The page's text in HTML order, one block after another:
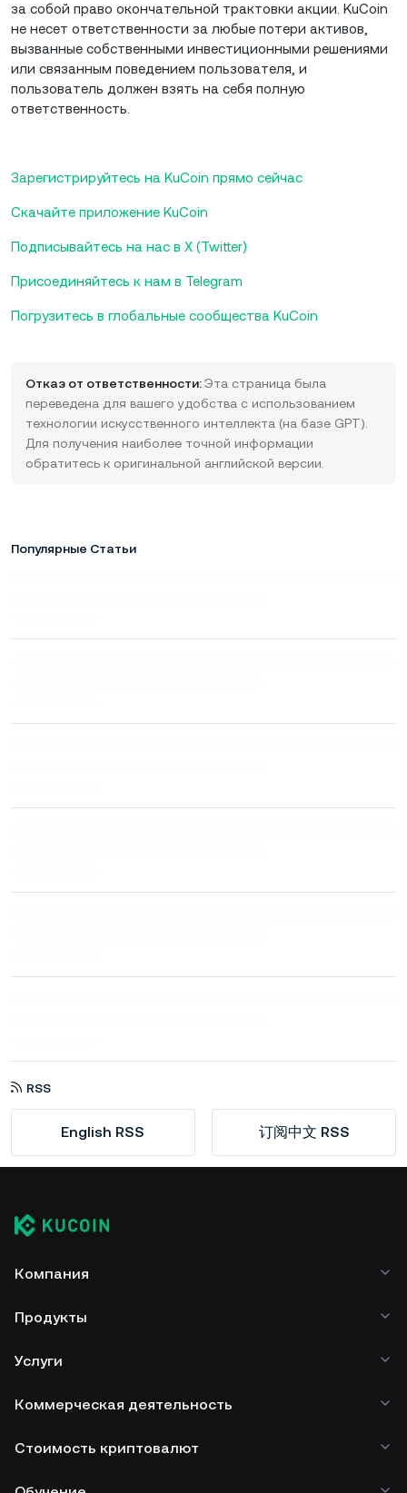
за собой право окончательной трактовки акции. KuCoin
не несет ответственности за любые потери активов,
вызванные собственными инвестиционными решениями
или связанным поведением пользователя, и
пользователь должен взять на себя полную
ответственность.
Зарегистрируйтесь на KuCoin прямо сейчас
Скачайте приложение KuCoin
Подписывайтесь на нас в X (Twitter)
Присоединяйтесь к нам в Telegram
Погрузитесь в глобальные сообщества KuCoin
Отказ от ответственности:Эта страница была
переведена для вашего удобства с использованием
технологии искусственного интеллекта (на базе GPT).
Для получения наиболее точной информации
обратитесь к оригинальной английской версии.
Популярные Статьи
RSS
English RSS 订阅中文 RSS
Компания
Продукты
Услуги
Коммерческая деятельность
Стоимость криптовалют